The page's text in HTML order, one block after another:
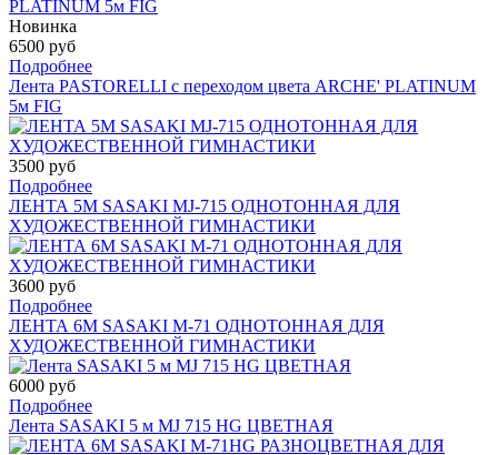
Новинка
6500 руб
Подробнее
Лента PASTORELLI с переходом цвета ARCHE' PLATINUM
5м FIG
3500 руб
Подробнее
ЛЕНТА 5М SASAKI MJ-715 ОДНОТОННАЯ ДЛЯ
ХУДОЖЕСТВЕННОЙ ГИМНАСТИКИ
3600 руб
Подробнее
ЛЕНТА 6М SASAKI M-71 ОДНОТОННАЯ ДЛЯ
ХУДОЖЕСТВЕННОЙ ГИМНАСТИКИ
6000 руб
Подробнее
Лента SASAKI 5 м MJ 715 HG ЦВЕТНАЯ